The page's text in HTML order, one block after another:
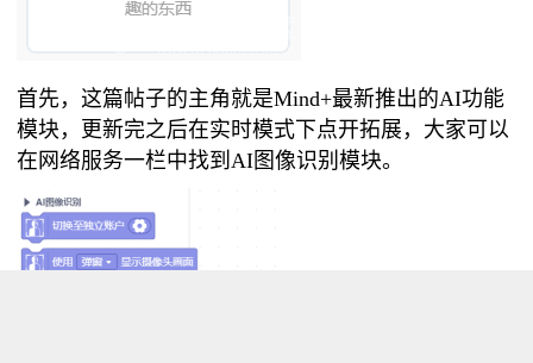
首先，这篇帖子的主角就是Mind+最新推出的AI功能
模块，更新完之后在实时模式下点开拓展，大家可以
在网络服务一栏中找到AI图像识别模块。